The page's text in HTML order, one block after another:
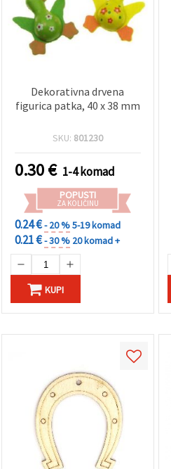
Dekorativna drvena
figurica patka, 40 x 38 mm
SKU: 801230
0.30€ 1-4 komad
POPUSTI
ZA KOLIČINU
0.24 €- 20 %5-19 komad
0.21 €- 30 % 20 komad +
KUPI